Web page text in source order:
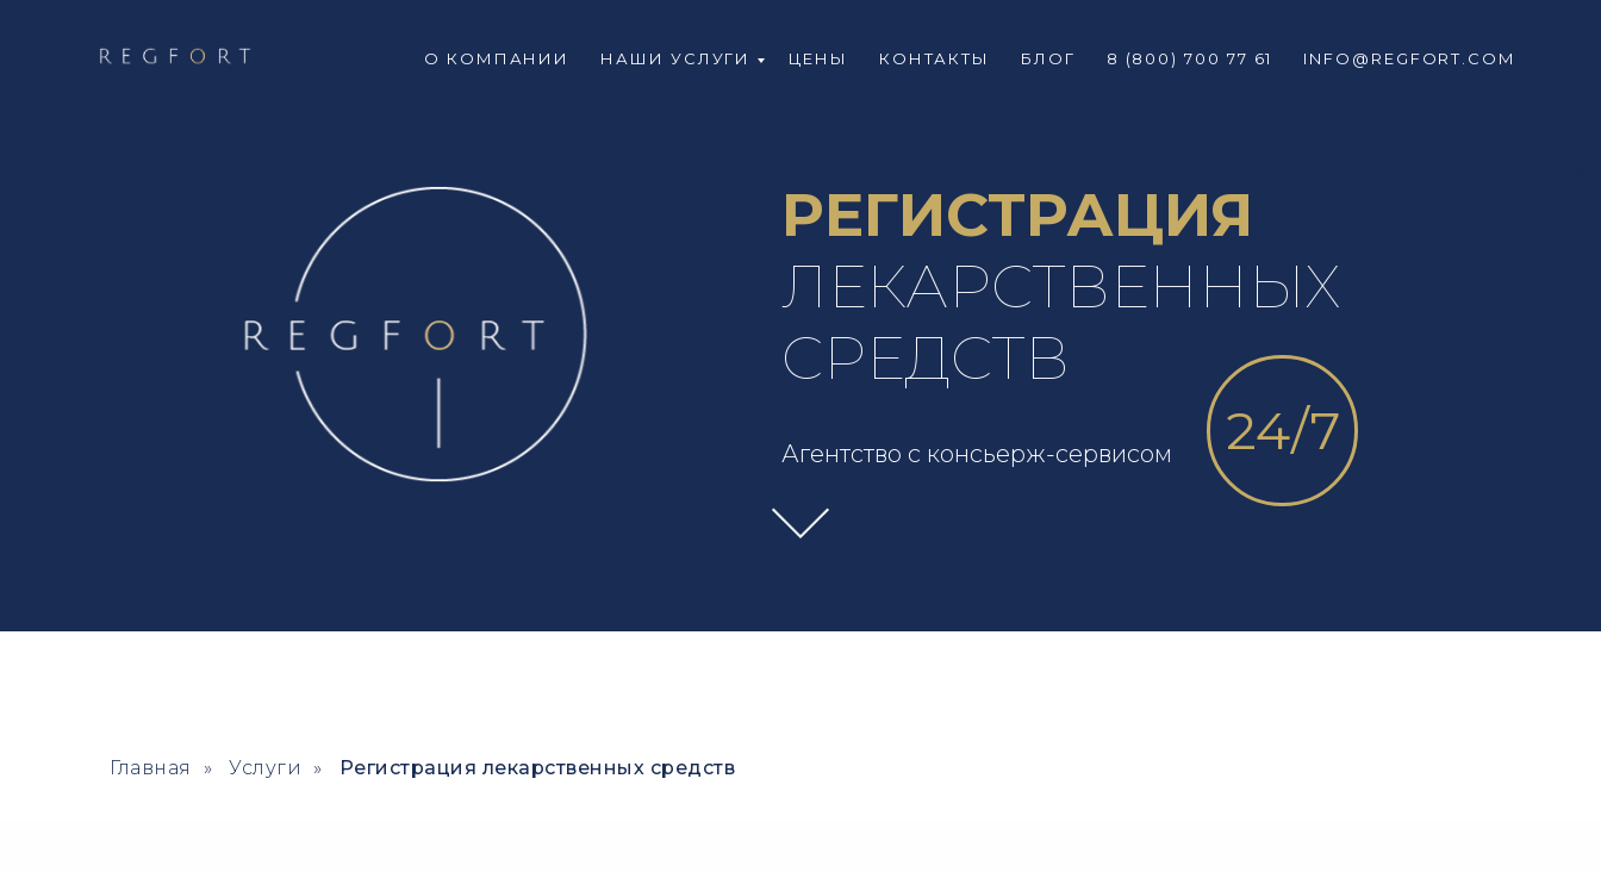
О КОМПАНИИ НАШИ УСЛУГИ ЦЕНЫ КОНТАКТЫ БЛОГ 8 (800) 700 77 61 INFO@REGFORT.COM
РЕГИСТРАЦИЯ
ЛЕКАРСТВЕННЫХ
СРЕДСТВ
Агентство с консьерж-сервисом 24/7
Главная » Услуги » Регистрация лекарственных средств